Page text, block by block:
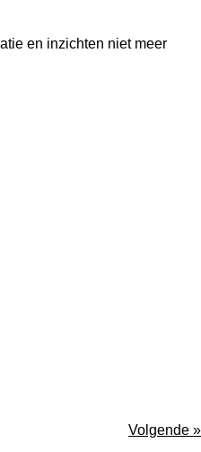
en inzichten niet meer
Volgende »